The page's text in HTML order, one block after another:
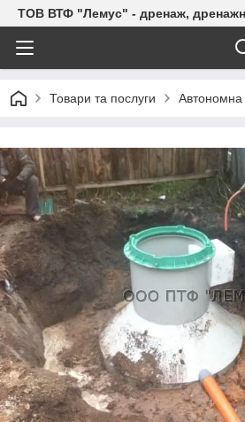
ТОВ ВТФ "Лемус" - дренаж,
Товари та послуги Автономна